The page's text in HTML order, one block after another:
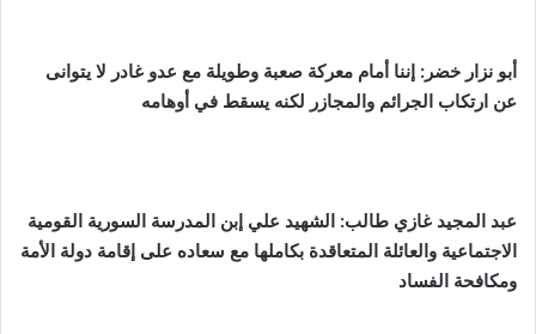
أبو نزار خضر: إننا أمام معركة صعبة وطويلة مع عدو غادر لا يتوانى
عن ارتكاب الجرائم والمجازر لكنه يسقط في أوهامه
عبد المجيد غازي طالب: الشهيد علي إبن المدرسة السورية القومية
الاجتماعية والعائلة المتعاقدة بكاملها مع سعاده على إقامة دولة الأمة
ومكافحة الفساد